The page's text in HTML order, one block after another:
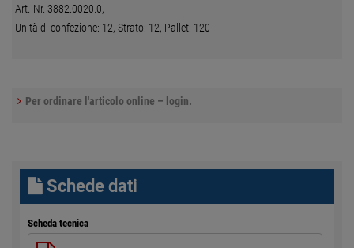
Art.-Nr. 3882.0020.0,
Unità di confezione: 12, Strato: 12, Pallet: 120
Per ordinare l'articolo online – login.
Schede dati
Scheda tecnica